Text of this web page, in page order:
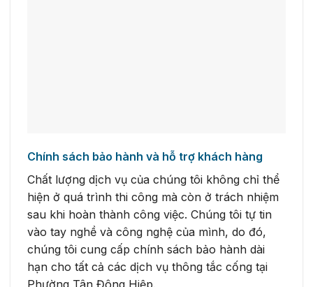
Chính sách bảo hành và hỗ trợ khách hàng
Chất lượng dịch vụ của chúng tôi không chỉ thể
hiện ở quá trình thi công mà còn ở trách nhiệm
sau khi hoàn thành công việc. Chúng tôi tự tin
vào tay nghề và công nghệ của mình, do đó,
chúng tôi cung cấp chính sách bảo hành dài
hạn cho tất cả các dịch vụ thông tắc cống tại